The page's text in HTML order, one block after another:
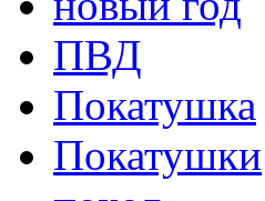
ПВД
Покатушка
Покатушки